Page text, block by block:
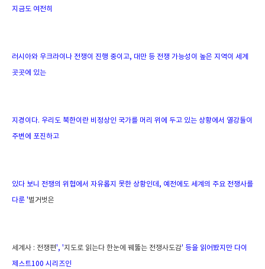
지금도 여전히
러시아와 우크라이나 전쟁이 진행 중이고, 대만 등 전쟁 가능성이 높은 지역이 세계
곳곳에 있는
지경이다. 우리도 북한이란 비정상인 국가를 머리 위에 두고 있는 상황에서 열강들이
주변에 포진하고
있다 보니 전쟁의 위협에서 자유롭지 못한 상황인데, 예전에도 세계의 주요 전쟁사를
다룬 '벌거벗은
세계사 : 전쟁편', '지도로 읽는다 한눈에 꿰뚫는 전쟁사도감' 등을 읽어봤지만 다이
제스트100 시리즈인